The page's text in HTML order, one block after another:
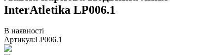
InterAtletika LP006.1
В наявності
Артикул:LP006.1